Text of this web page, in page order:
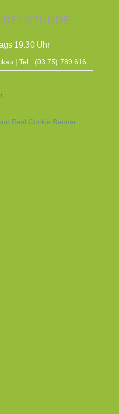
19.30 Uhr
| Tel.: (03 75) 789 616
Real Cookie Banner